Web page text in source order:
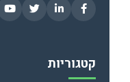
קטגוריות